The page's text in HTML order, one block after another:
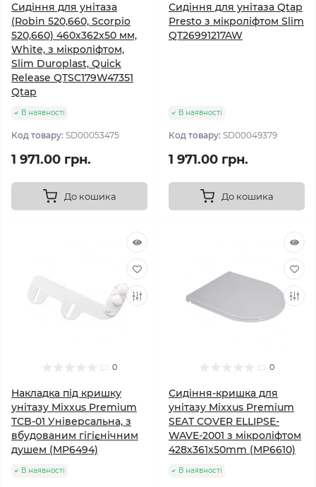
Сидіння для унітаза
(Robin 520,660, Scorpio
520,660) 460x362x50 мм,
White, з мікроліфтом,
Slim Duroplast, Quick
Release QTSC179W47351
Qtap
В наявності
Код товару: SD00053475
1 971.00 грн.
До кошика
Сидіння для унітаза Qtap
Presto з мікроліфтом Slim
QT26991217AW
В наявності
Код товару: SD00049379
1 971.00 грн.
До кошика
0
Накладка під кришку
унітазу Mixxus Premium
TCB-01 Універсальна, з
вбудованим гігієнічним
душем (MP6494)
В наявності
0
Сидіння-кришка для
унітазу Mixxus Premium
SEAT COVER ELLIPSE-
WAVE-2001 з мікроліфтом
428х361х50mm (MP6610)
В наявності